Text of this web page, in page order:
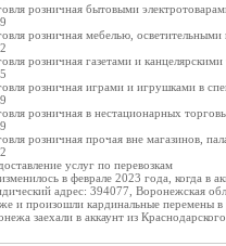
розничная бытовыми
розничная мебелью,
розничная газетами и
розничная играми и игрушками в
розничная в нестационарных
розничная прочая вне магазинов,
услуг по перевозкам
в феврале 2023 года, когда в
адрес: 394077, Воронежская
и произошли кардинальные перемены в
заехали в аккаунт из Краснодарского